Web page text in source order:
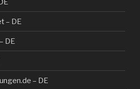
– DE
DE
– DE